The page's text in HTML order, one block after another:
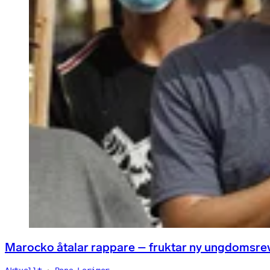
Marocko åtalar rappare – fruktar ny